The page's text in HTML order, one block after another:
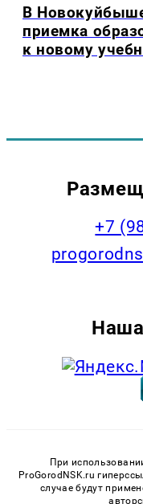
В
приемка
к новому
+7
При
ProGorodNSK.ru
случае будут